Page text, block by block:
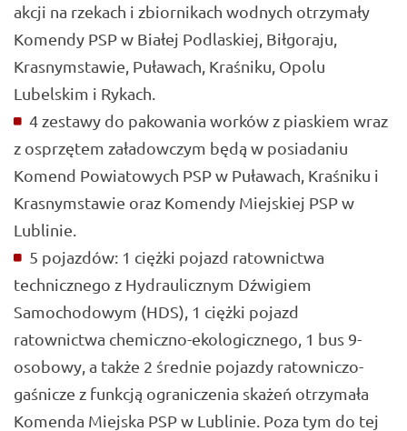
akcji na rzekach i zbiornikach wodnych otrzymały
Komendy PSP w Białej Podlaskiej, Biłgoraju,
Krasnymstawie, Puławach, Kraśniku, Opolu
Lubelskim i Rykach.
4 zestawy do pakowania worków z piaskiem wraz
z osprzętem załadowczym będą w posiadaniu
Komend Powiatowych PSP w Puławach, Kraśniku i
Krasnymstawie oraz Komendy Miejskiej PSP w
Lublinie.
5 pojazdów: 1 ciężki pojazd ratownictwa
technicznego z Hydraulicznym Dźwigiem
Samochodowym (HDS), 1 ciężki pojazd
ratownictwa chemiczno-ekologicznego, 1 bus 9-
osobowy, a także 2 średnie pojazdy ratowniczo-
gaśnicze z funkcją ograniczenia skażeń otrzymała
Komenda Miejska PSP w Lublinie. Poza tym do tej